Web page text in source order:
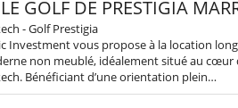
GOLF DE PRESTIGIA
- Golf Prestigia
Investment vous propose à la location
non meublé, idéalement situé au cœur
Bénéficiant d’une orientation plein…